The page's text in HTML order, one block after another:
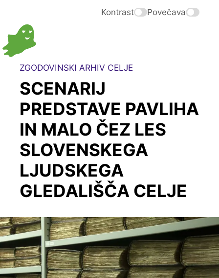
Kontrast Povečava
ZGODOVINSKI ARHIV CELJE
SCENARIJ
PREDSTAVE PAVLIHA
IN MALO ČEZ LES
SLOVENSKEGA
LJUDSKEGA
GLEDALIŠČA CELJE